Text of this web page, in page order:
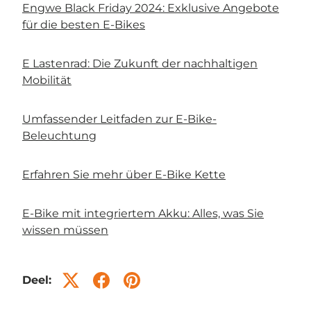
Engwe Black Friday 2024: Exklusive Angebote
für die besten E-Bikes
E Lastenrad: Die Zukunft der nachhaltigen
Mobilität
Umfassender Leitfaden zur E-Bike-
Beleuchtung
Erfahren Sie mehr über E-Bike Kette
E-Bike mit integriertem Akku: Alles, was Sie
wissen müssen
Deel: